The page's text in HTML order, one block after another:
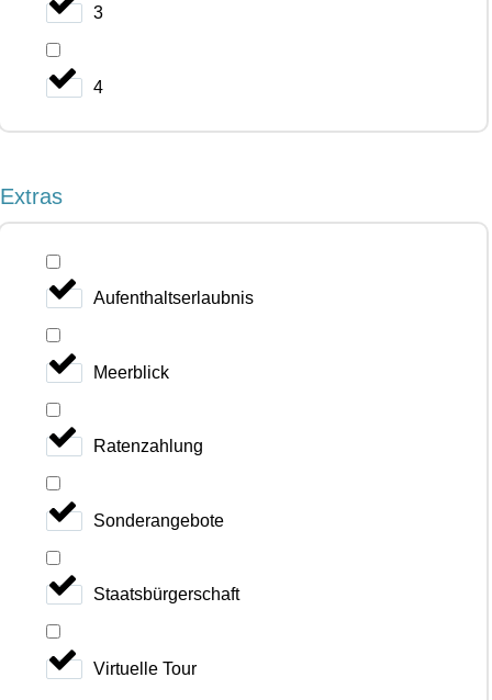
3
4
Extras
Aufenthaltserlaubnis
Meerblick
Ratenzahlung
Sonderangebote
Staatsbürgerschaft
Virtuelle Tour